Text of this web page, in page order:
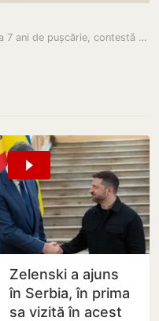
Evghenia Guțul, condamnată la 7 ani de pușcărie, contestǎ sentința…
Zelenski a ajuns
în Serbia, în prima
sa vizită în acest